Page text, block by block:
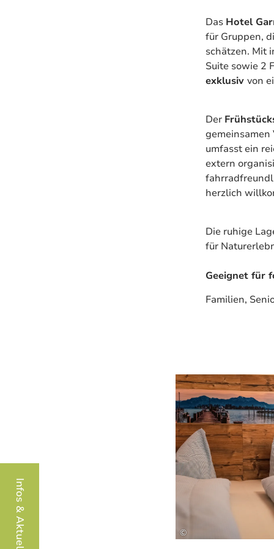
Infos & Aktuelles
Das Hotel
für Gruppen,
schätzen. Mit
Suite sowie 2
exklusiv von
Der
umfasst ein
extern
herzlich
Die ruhige
für
Geeignet für
Familien,
©